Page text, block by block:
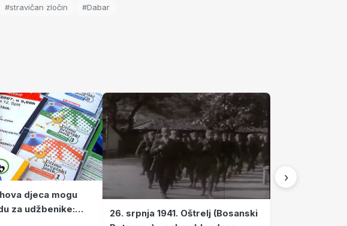
#stravičan zločin #Dabar
djeca mogu
za udžbenike:
do 31.
26. srpnja 1941. Oštrelj (Bosanski
›